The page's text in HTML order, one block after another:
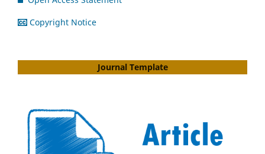
Copyright Notice
Journal Template